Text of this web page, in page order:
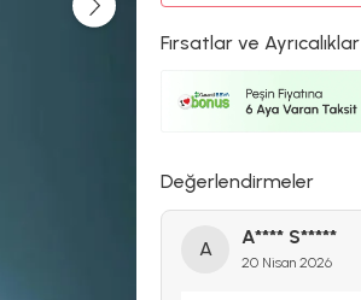
Fırsatlar ve Ayrıcalıklar
Değerlendirmeler
A
A**** S*****
20 Nisan 2026